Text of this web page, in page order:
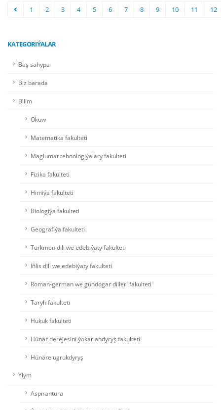
1 2 3 4 5 6 7 8 9 10 11 12
KATEGORIÝALAR
Baş sahypa
Biz barada
Bilim
Okuw
Matematika fakulteti
Maglumat tehnologiýalary fakulteti
Fizika fakulteti
Himiýa fakulteti
Biologiýa fakulteti
Geografiýa fakulteti
Türkmen dili we edebiýaty fakulteti
Iňlis dili we edebiýaty fakulteti
Roman-german we gündogar dilleri fakulteti
Taryh fakulteti
Hukuk fakulteti
Hünär derejesini ýokarlandyryş fakulteti
Hünäre ugrukdyryş
Ylym
Aspirantura